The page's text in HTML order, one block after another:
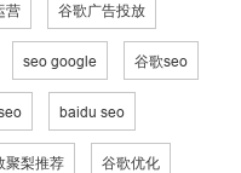
营 谷歌广告投放
seo google 谷歌seo
baidu seo
聚梨推荐 谷歌优化